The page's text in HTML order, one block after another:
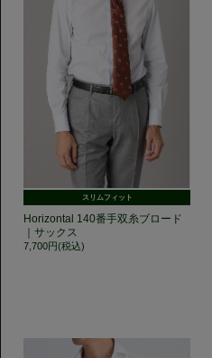
スリムフィット
Horizontal 140番手双糸ブロード
｜サックス
7,700円(税込)